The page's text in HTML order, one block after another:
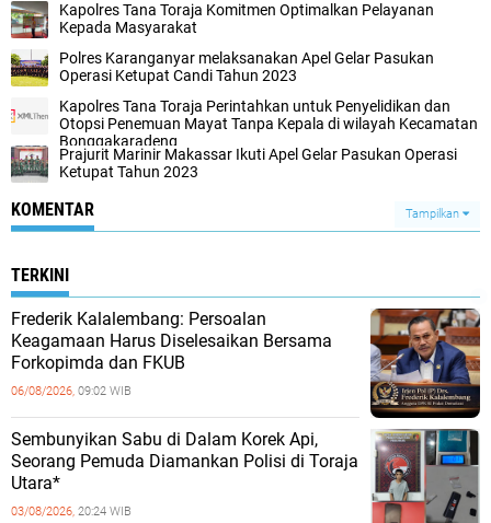
Kapolres Tana Toraja Komitmen Optimalkan Pelayanan
Kepada Masyarakat
Polres Karanganyar melaksanakan Apel Gelar Pasukan
Operasi Ketupat Candi Tahun 2023
Kapolres Tana Toraja Perintahkan untuk Penyelidikan dan
Otopsi Penemuan Mayat Tanpa Kepala di wilayah Kecamatan
Bonggakaradeng
Prajurit Marinir Makassar Ikuti Apel Gelar Pasukan Operasi
Ketupat Tahun 2023
KOMENTAR Tampilkan
TERKINI
Frederik Kalalembang: Persoalan
Keagamaan Harus Diselesaikan Bersama
Forkopimda dan FKUB
06/08/2026, 09:02 WIB
Sembunyikan Sabu di Dalam Korek Api,
Seorang Pemuda Diamankan Polisi di Toraja
Utara*
03/08/2026, 20:24 WIB